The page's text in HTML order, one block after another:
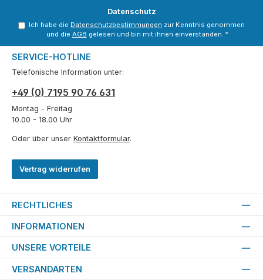
Datenschutz
Ich habe die Datenschutzbestimmungen zur Kenntnis genommen
und die AGB gelesen und bin mit ihnen einverstanden. *
SERVICE-HOTLINE
Telefonische Information unter:
+49 (0) 7195 90 76 631
Montag - Freitag
10.00 - 18.00 Uhr
Oder über unser Kontaktformular.
Vertrag widerrufen
RECHTLICHES
INFORMATIONEN
UNSERE VORTEILE
VERSANDARTEN